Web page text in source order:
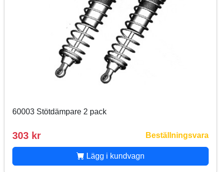
60003 Stötdämpare 2 pack
303 kr Beställningsvara
Lägg i kundvagn